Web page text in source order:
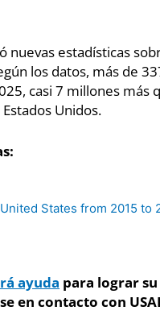
nuevas estadísticas
los datos, más de
casi 7 millones más
Unidos.
ayuda para lograr
en contacto con